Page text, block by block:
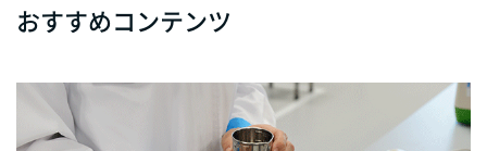
おすすめコンテンツ